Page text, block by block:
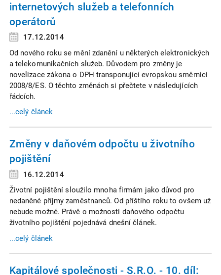
internetových služeb a telefonních
operátorů
17.12.2014
Od nového roku se mění zdanění u některých elektronických
a telekomunikačních služeb. Důvodem pro změny je
novelizace zákona o DPH transponující evropskou směrnici
2008/8/ES. O těchto změnách si přečtete v následujících
řádcích.
...celý článek
Změny v daňovém odpočtu u životního
pojištění
16.12.2014
Životní pojištění sloužilo mnoha firmám jako důvod pro
nedaněné příjmy zaměstnanců. Od příštího roku to ovšem už
nebude možné. Právě o možnosti daňového odpočtu
životního pojištění pojednává dnešní článek.
...celý článek
Kapitálové společnosti - S.R.O. - 10. díl: